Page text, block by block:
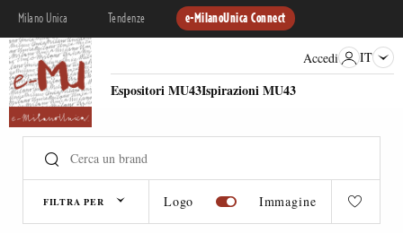
Milano Unica Tendenze e-MilanoUnica Connect
Espositori MU43Ispirazioni MU43
Accedi IT
FILTRA PER Logo Immagine